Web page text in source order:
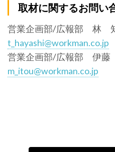
取材に関するお問い
営業企画部/広報部 林
t_hayashi@workman.co.jp
営業企画部/広報部 伊
m_itou@workman.co.jp